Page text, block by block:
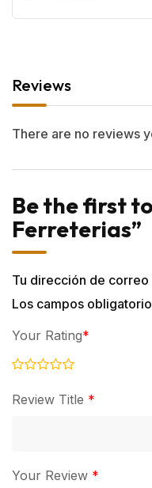
Reviews
There are no reviews
Be the first
Ferreterias”
Tu dirección de
Los campos
Review Title *
Your Rating*
Your Review *